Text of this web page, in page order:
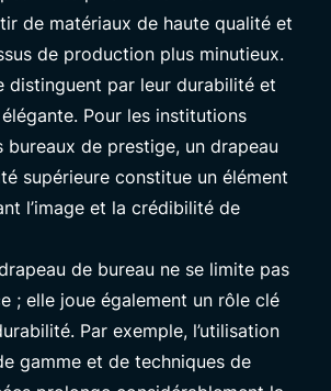
de matériaux de haute qualité et
de production plus minutieux.
distinguent par leur durabilité et
Pour les institutions
de prestige, un drapeau
supérieure constitue un élément
l’image et la crédibilité de
de bureau ne se limite pas
; elle joue également un rôle clé
Par exemple, l’utilisation
gamme et de techniques de